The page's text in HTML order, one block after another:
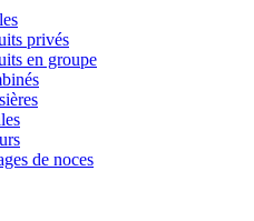
privés
en groupe
de noces